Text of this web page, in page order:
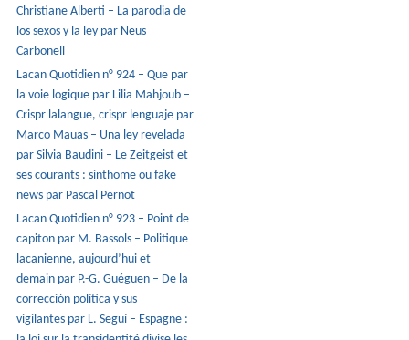
Christiane Alberti – La parodia de
los sexos y la ley par Neus
Carbonell
Lacan Quotidien n° 924 – Que par
la voie logique par Lilia Mahjoub –
Crispr lalangue, crispr lenguaje par
Marco Mauas – Una ley revelada
par Silvia Baudini – Le Zeitgeist et
ses courants : sinthome ou fake
news par Pascal Pernot
Lacan Quotidien n° 923 – Point de
capiton par M. Bassols – Politique
lacanienne, aujourd’hui et
demain par P.-G. Guéguen – De la
corrección política y sus
vigilantes par L. Seguí – Espagne :